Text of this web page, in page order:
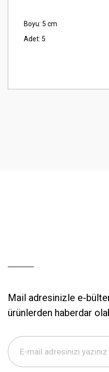
Boyu: 5 cm
Adet: 5
Görüş ve önerileriniz için
Mail adresinizle e-
ürünlerden haberdar